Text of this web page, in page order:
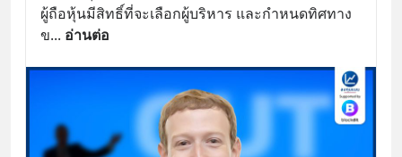
ผู้ถือหุ้นมีสิทธิ์ที่จะเลือกผู้บริหาร และกำหนดทิศทาง
ข... อ่านต่อ